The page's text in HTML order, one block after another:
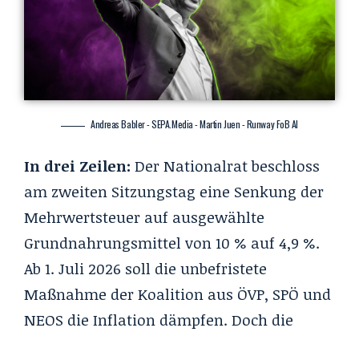
Andreas Babler - SEPA.Media - Martin Juen - Runway FoB AI
In drei Zeilen: Der Nationalrat beschloss
am zweiten Sitzungstag eine Senkung der
Mehrwertsteuer auf ausgewählte
Grundnahrungsmittel von 10 % auf 4,9 %.
Ab 1. Juli 2026 soll die unbefristete
Maßnahme der Koalition aus ÖVP, SPÖ und
NEOS die Inflation dämpfen. Doch die